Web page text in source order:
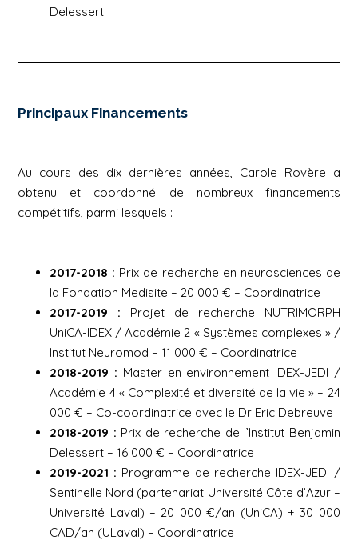
Delessert
Principaux Financements
Au cours des dix dernières années, Carole Rovère a
obtenu et coordonné de nombreux financements
compétitifs, parmi lesquels :
2017-2018 : Prix de recherche en neurosciences de
la Fondation Medisite – 20 000 € – Coordinatrice
2017-2019 : Projet de recherche NUTRIMORPH
UniCA-IDEX / Académie 2 « Systèmes complexes » /
Institut Neuromod – 11 000 € – Coordinatrice
2018-2019 : Master en environnement IDEX-JEDI /
Académie 4 « Complexité et diversité de la vie » – 24
000 € – Co-coordinatrice avec le Dr Eric Debreuve
2018-2019 : Prix de recherche de l’Institut Benjamin
Delessert – 16 000 € – Coordinatrice
2019-2021 : Programme de recherche IDEX-JEDI /
Sentinelle Nord (partenariat Université Côte d’Azur –
Université Laval) – 20 000 €/an (UniCA) + 30 000
CAD/an (ULaval) – Coordinatrice